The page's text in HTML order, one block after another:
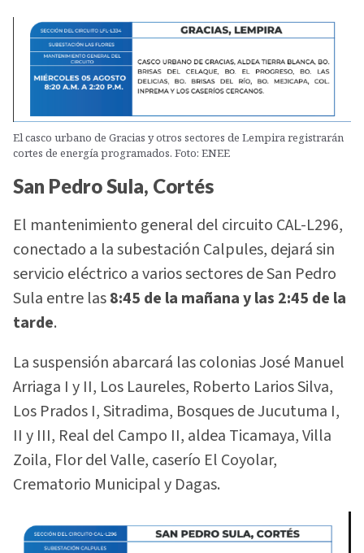
El casco urbano de Gracias y otros sectores de Lempira registrarán
cortes de energía programados. Foto: ENEE
San Pedro Sula, Cortés
El mantenimiento general del circuito CAL-L296,
conectado a la subestación Calpules, dejará sin
servicio eléctrico a varios sectores de San Pedro
Sula entre las8:45 de la mañana y las 2:45 de la
tarde.
La suspensión abarcará las colonias José Manuel
Arriaga I y II, Los Laureles, Roberto Larios Silva,
Los Prados I, Sitradima, Bosques de Jucutuma I,
II y III, Real del Campo II, aldea Ticamaya, Villa
Zoila, Flor del Valle, caserío El Coyolar,
Crematorio Municipal y Dagas.